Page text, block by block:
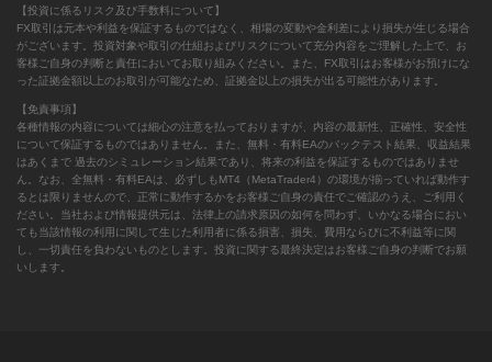
【投資に係るリスク及び手数料について】
FX取引は元本や利益を保証するものではなく、相場の変動や金利差により損失が生じる場合
がございます。投資対象や取引の仕組およびリスクについて充分内容をご理解した上で、お
客様ご自身の判断と責任においてお取り組みください。また、FX取引はお客様がお預けにな
った証拠金額以上のお取引が可能なため、証拠金以上の損失が出る可能性があります。
【免責事項】
各種情報の内容については細心の注意を払っておりますが、内容の最新性、正確性、安全性
について保証するものではありません。また、無料・有料EAのバックテスト結果、収益結果
はあくまで 過去のシミュレーション結果であり、将来の利益を保証するものではありませ
ん。なお、全無料・有料EAは、必ずしもMT4（MetaTrader4）の環境が揃っていれば動作す
るとは限りませんので、正常に動作するかをお客様ご自身の責任でご確認のうえ、ご利用く
ださい。当社および情報提供元は、法律上の請求原因の如何を問わず、いかなる場合におい
ても当該情報の利用に関して生じた利用者に係る損害、損失、費用ならびに不利益等に関
し、一切責任を負わないものとします。投資に関する最終決定はお客様ご自身の判断でお願
いします。